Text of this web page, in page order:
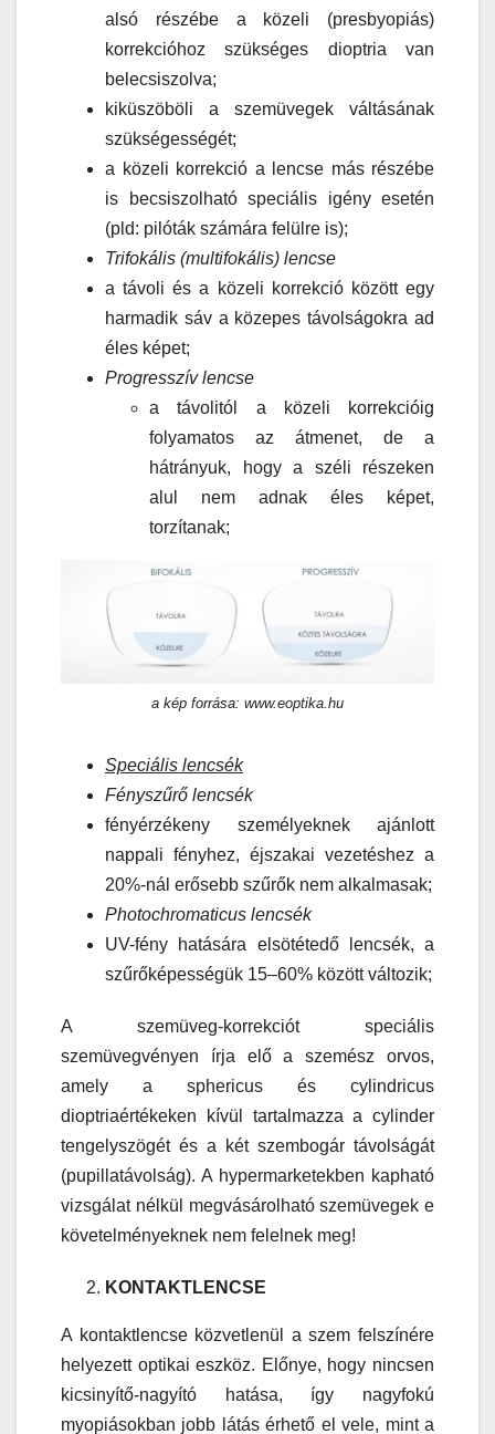
alsó részébe a közeli (presbyopiás)
korrekcióhoz szükséges dioptria van
belecsiszolva;
kiküszöböli a szemüvegek váltásának
szükségességét;
a közeli korrekció a lencse más részébe
is becsiszolható speciális igény esetén
(pld: pilóták számára felülre is);
Trifokális (multifokális) lencse
a távoli és a közeli korrekció között egy
harmadik sáv a közepes távolságokra ad
éles képet;
Progresszív lencse
a távolitól a közeli korrekcióig
folyamatos az átmenet, de a
hátrányuk, hogy a széli részeken
alul nem adnak éles képet,
torzítanak;
a kép forrása: www.eoptika.hu
Speciális lencsék
Fényszűrő lencsék
fényérzékeny személyeknek ajánlott
nappali fényhez, éjszakai vezetéshez a
20%-nál erősebb szűrők nem alkalmasak;
Photochromaticus lencsék
UV-fény hatására elsötétedő lencsék, a
szűrőképességük 15–60% között változik;
A szemüveg-korrekciót speciális
szemüvegvényen írja elő a szemész orvos,
amely a sphericus és cylindricus
dioptriaértékeken kívül tartalmazza a cylinder
tengelyszögét és a két szembogár távolságát
(pupillatávolság). A hypermarketekben kapható
vizsgálat nélkül megvásárolható szemüvegek e
követelményeknek nem felelnek meg!
KONTAKTLENCSE
A kontaktlencse közvetlenül a szem felszínére
helyezett optikai eszköz. Előnye, hogy nincsen
kicsinyítő-nagyító hatása, így nagyfokú
myopiásokban jobb látás érhető el vele, mint a